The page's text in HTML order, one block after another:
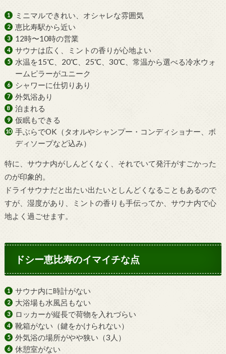
ミニマルできれい、オシャレな雰囲気
恵比寿駅から近い
12時〜10時の営業
サウナは広く、ミントの香りが心地よい
水温を15℃、20℃、25℃、30℃、常温から選べる冷水ウォ
ームピラーがユニーク
シャワーに仕切りあり
外気浴あり
泊まれる
仮眠もできる
手ぶらでOK（タオルやシャンプー・コンディショナー、ボ
ディソープなど込み）
特に、サウナ内がしんどくなく、それでいて発汗がすごかった
のが印象的。
ドライサウナだと出たい出たいとしんどくなることもあるので
すが、湿度があり、ミントの香りも手伝ってか、サウナ内で心
地よく過ごせます。
ドシー恵比寿のイマイチな点
サウナ内に時計がない
大浴場も水風呂もない
ロッカーが縦長で荷物を入れづらい
靴箱がない（鍵をかけられない）
外気浴の場所がやや狭い（3人）
休憩室がない